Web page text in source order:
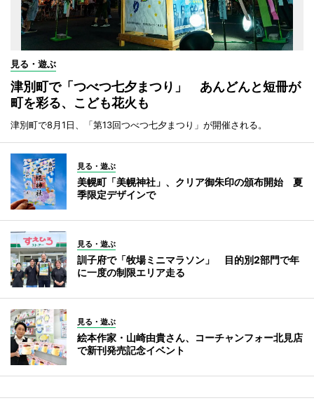
見る・遊ぶ
津別町で「つべつ七夕まつり」 あんどんと短冊が
町を彩る、こども花火も
津別町で8月1日、「第13回つべつ七夕まつり」が開催される。
見る・遊ぶ
美幌町「美幌神社」、クリア御朱印の頒布開始 夏
季限定デザインで
見る・遊ぶ
訓子府で「牧場ミニマラソン」 目的別2部門で年
に一度の制限エリア走る
見る・遊ぶ
絵本作家・山崎由貴さん、コーチャンフォー北見店
で新刊発売記念イベント